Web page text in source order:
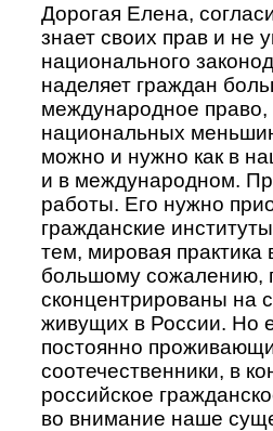
Дорогая Елена,
знает своих прав и не
национального
наделяет граждан
международное
национальных
можно и нужно как в
и в международном.
работы. Его нужно
гражданские
тем, мировая практика
большому сожалению,
сконцентрированы на
живущих в России. Но
постоянно
соотечественники, в
российское
во внимание наше